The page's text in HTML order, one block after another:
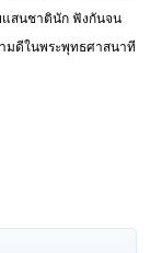
แสนชาตินัก ฟังกันจน
มดีในพระพุทธศาสนาที